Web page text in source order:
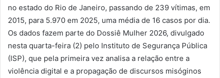
no estado do Rio de Janeiro, passando de 239 vítimas, em
2015, para 5.970 em 2025, uma média de 16 casos por dia.
Os dados fazem parte do Dossiê Mulher 2026, divulgado
nesta quarta-feira (2) pelo Instituto de Segurança Pública
(ISP), que pela primeira vez analisa a relação entre a
violência digital e a propagação de discursos misóginos